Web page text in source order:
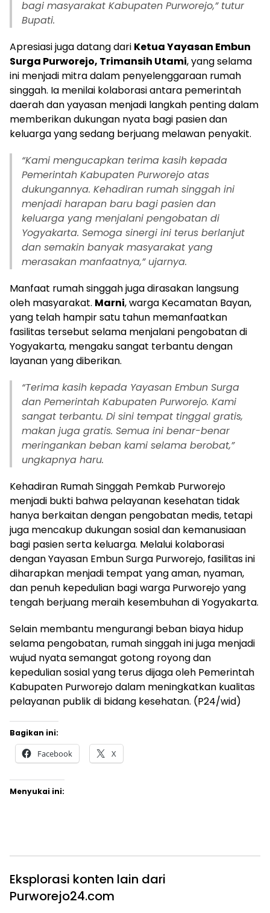
bagi masyarakat Kabupaten Purworejo,” tutur
Bupati.
Apresiasi juga datang dari Ketua Yayasan Embun
Surga Purworejo, Trimansih Utami, yang selama
ini menjadi mitra dalam penyelenggaraan rumah
singgah. Ia menilai kolaborasi antara pemerintah
daerah dan yayasan menjadi langkah penting dalam
memberikan dukungan nyata bagi pasien dan
keluarga yang sedang berjuang melawan penyakit.
“Kami mengucapkan terima kasih kepada
Pemerintah Kabupaten Purworejo atas
dukungannya. Kehadiran rumah singgah ini
menjadi harapan baru bagi pasien dan
keluarga yang menjalani pengobatan di
Yogyakarta. Semoga sinergi ini terus berlanjut
dan semakin banyak masyarakat yang
merasakan manfaatnya,” ujarnya.
Manfaat rumah singgah juga dirasakan langsung
oleh masyarakat. Marni, warga Kecamatan Bayan,
yang telah hampir satu tahun memanfaatkan
fasilitas tersebut selama menjalani pengobatan di
Yogyakarta, mengaku sangat terbantu dengan
layanan yang diberikan.
“Terima kasih kepada Yayasan Embun Surga
dan Pemerintah Kabupaten Purworejo. Kami
sangat terbantu. Di sini tempat tinggal gratis,
makan juga gratis. Semua ini benar-benar
meringankan beban kami selama berobat,”
ungkapnya haru.
Kehadiran Rumah Singgah Pemkab Purworejo
menjadi bukti bahwa pelayanan kesehatan tidak
hanya berkaitan dengan pengobatan medis, tetapi
juga mencakup dukungan sosial dan kemanusiaan
bagi pasien serta keluarga. Melalui kolaborasi
dengan Yayasan Embun Surga Purworejo, fasilitas ini
diharapkan menjadi tempat yang aman, nyaman,
dan penuh kepedulian bagi warga Purworejo yang
tengah berjuang meraih kesembuhan di Yogyakarta.
Selain membantu mengurangi beban biaya hidup
selama pengobatan, rumah singgah ini juga menjadi
wujud nyata semangat gotong royong dan
kepedulian sosial yang terus dijaga oleh Pemerintah
Kabupaten Purworejo dalam meningkatkan kualitas
pelayanan publik di bidang kesehatan. (P24/wid)
Bagikan ini:
Facebook X
Menyukai ini:
Eksplorasi konten lain dari
Purworejo24.com